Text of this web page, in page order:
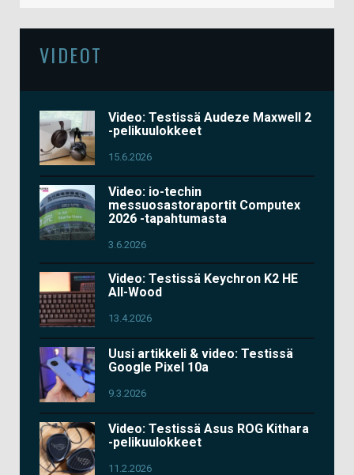
VIDEOT
Video: Testissä Audeze Maxwell 2
-pelikuulokkeet
15.6.2026
Video: io-techin
messuosastoraportit Computex
2026 -tapahtumasta
3.6.2026
Video: Testissä Keychron K2 HE
All-Wood
13.4.2026
Uusi artikkeli & video: Testissä
Google Pixel 10a
9.3.2026
Video: Testissä Asus ROG Kithara
-pelikuulokkeet
11.2.2026